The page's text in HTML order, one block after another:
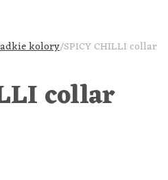
kolory/SPICY CHILLI collar
collar